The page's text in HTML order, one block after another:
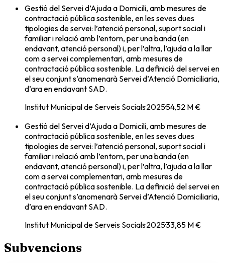
Gestió del Servei d’Ajuda a Domicili, amb mesures de
contractació pública sostenible, en les seves dues
tipologies de servei: l’atenció personal, suport social i
familiar i relació amb l’entorn, per una banda (en
endavant, atenció personal) i, per l’altra, l’ajuda a la llar
com a servei complementari, amb mesures de
contractació pública sostenible. La definició del servei en
el seu conjunt s’anomenarà Servei d’Atenció Domiciliaria,
d’ara en endavant SAD.
Institut Municipal de Serveis Socials·2025·54,52 M €
Gestió del Servei d’Ajuda a Domicili, amb mesures de
contractació pública sostenible, en les seves dues
tipologies de servei: l’atenció personal, suport social i
familiar i relació amb l’entorn, per una banda (en
endavant, atenció personal) i, per l’altra, l’ajuda a la llar
com a servei complementari, amb mesures de
contractació pública sostenible. La definició del servei en
el seu conjunt s’anomenarà Servei d’Atenció Domiciliaria,
d’ara en endavant SAD.
Institut Municipal de Serveis Socials·2025·33,85 M €
Subvencions